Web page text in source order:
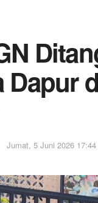
Dapur
Jumat, 5 Juni 2026 17:44